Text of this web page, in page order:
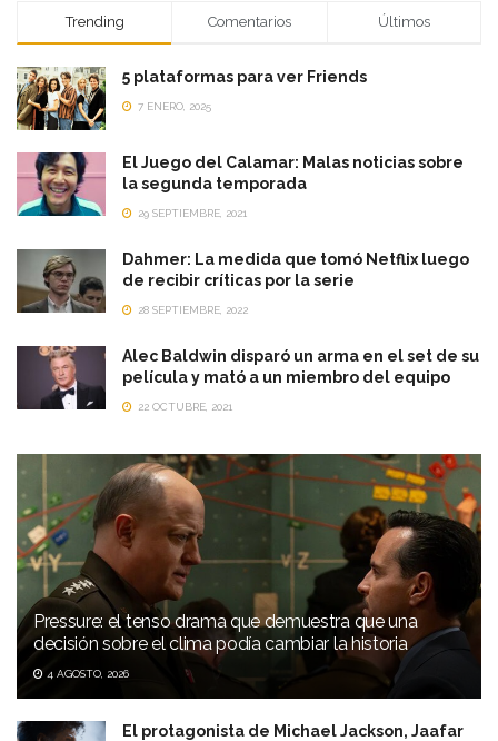
Trending Comentarios Últimos
5 plataformas para ver Friends
7 ENERO, 2025
El Juego del Calamar: Malas noticias sobre
la segunda temporada
29 SEPTIEMBRE, 2021
Dahmer: La medida que tomó Netflix luego
de recibir críticas por la serie
28 SEPTIEMBRE, 2022
Alec Baldwin disparó un arma en el set de su
película y mató a un miembro del equipo
22 OCTUBRE, 2021
Pressure: el tenso drama que demuestra que una
decisión sobre el clima podía cambiar la historia
4 AGOSTO, 2026
El protagonista de Michael Jackson, Jaafar